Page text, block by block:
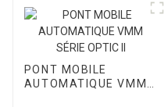
PONT MOBILE
AUTOMATIQUE VMM